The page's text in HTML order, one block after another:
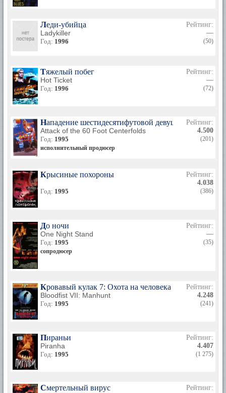
Леди-убийца
Ladykiller
Год: 1996
Рейтинг:
—
(50)
Тяжелый побег
Hot Ticket
Год: 1996
Рейтинг:
—
(72)
Нападение шестидесятифутовой девушки с обложки
Attack of the 60 Foot Centerfolds
Год: 1995
исполнительный продюсер
Рейтинг:
4.500
(201)
Крысиные похороны
Год: 1995
Рейтинг:
4.038
(386)
До ночи
One Night Stand
Год: 1995
сопродюсер
Рейтинг:
—
(35)
Кровавый кулак 7: Охота на человека
Bloodfist VII: Manhunt
Год: 1995
Рейтинг:
4.248
(241)
Пираньи
Piranha
Год: 1995
Рейтинг:
4.407
(1 275)
Смертельный вирус
Рейтинг: